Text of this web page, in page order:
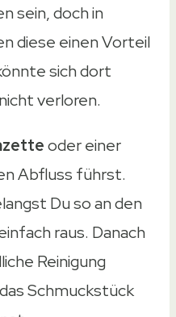
sein, doch in
diese einen Vorteil
sich dort
verloren.
oder einer
Abfluss führst.
Du so an den
raus. Danach
Reinigung
Schmuckstück